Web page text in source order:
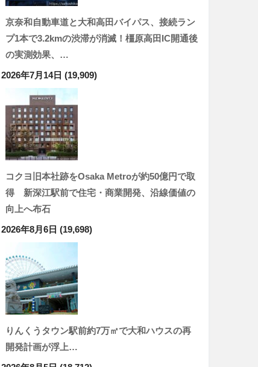
京奈和自動車道と大和高田バイパス、接続ラン
プ1本で3.2kmの渋滞が消滅！橿原高田IC開通後
の実測効果、…
2026年7月14日 (19,909)
コクヨ旧本社跡をOsaka Metroが約50億円で取
得 新深江駅前で住宅・商業開発、沿線価値の
向上へ布石
2026年8月6日 (19,698)
りんくうタウン駅前約7万㎡で大和ハウスの再
開発計画が浮上…